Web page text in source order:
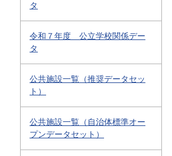
タ
令和７年度 公立学校関係デー
タ
公共施設一覧（推奨データセッ
ト）
公共施設一覧（自治体標準オー
プンデータセット）